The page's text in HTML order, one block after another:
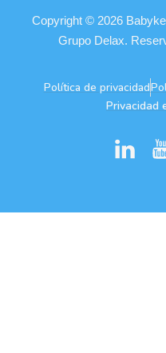
Copyright © 2026
Grupo Delax.
Política de privacidad
Privacidad